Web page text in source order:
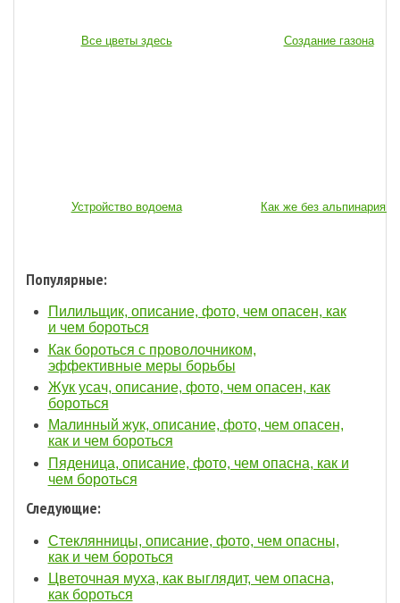
Все цветы здесь Создание газона
Устройство водоема Как же без альпинария...
Популярные:
Пилильщик, описание, фото, чем опасен, как
и чем бороться
Как бороться с проволочником,
эффективные меры борьбы
Жук усач, описание, фото, чем опасен, как
бороться
Малинный жук, описание, фото, чем опасен,
как и чем бороться
Пяденица, описание, фото, чем опасна, как и
чем бороться
Следующие:
Стеклянницы, описание, фото, чем опасны,
как и чем бороться
Цветочная муха, как выглядит, чем опасна,
как бороться